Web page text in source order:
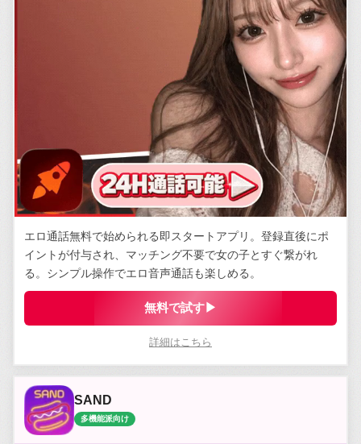
エロ通話無料で始められる即スタートアプリ。登録直後にポ
イントが付与され、マッチング不要で女の子とすぐ繋がれ
る。シンプル操作でエロ音声通話も楽しめる。
無料で試す▶
詳細はこちら
SAND
多機能派向け